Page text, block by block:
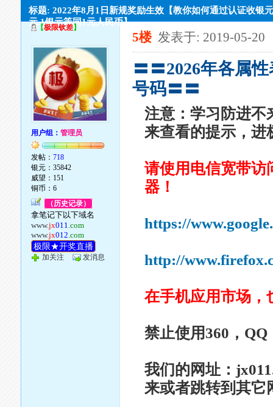
标题: 2022年8月1日新规奖励生效【教你如何通过认证收银
元,1银元等同1元人民币】
【极限钦差】
用户组：管理员
发帖：718
银元：35842
威望：151
铜币：6
（历史记录）
拿笔记下以下域名
www.jx011.com
www.jx012.com
极限★开奖直播
加关注 发消息
5楼 发表于: 2019-05-20
〓〓2026年各属
号码〓〓
注意：学习防进不
来查看的提示，进
请使用电信宽带
器！
https://
http://
在手机应用市场，
禁止使用360，
我们的网址：
来或者跳转到其它